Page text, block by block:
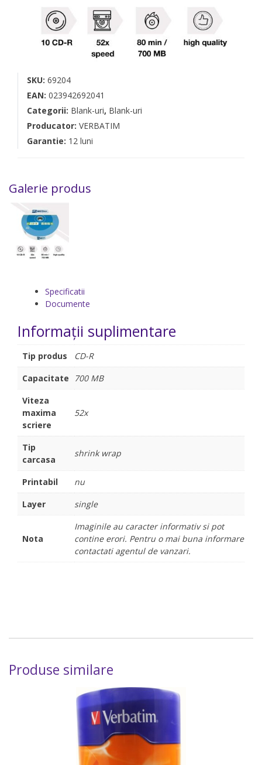
SKU: 69204
EAN: 023942692041
Categorii: Blank-uri, Blank-uri
Producator: VERBATIM
Garantie: 12 luni
Galerie produs
Specificatii
Documente
Informații suplimentare
Tip produs
CD-R
Capacitate
700 MB
Viteza
maxima
scriere
52x
Tip
carcasa
shrink wrap
Printabil
nu
Layer
single
Nota
Imaginile au caracter informativ si pot
contine erori. Pentru o mai buna informare
contactati agentul de vanzari.
Produse similare